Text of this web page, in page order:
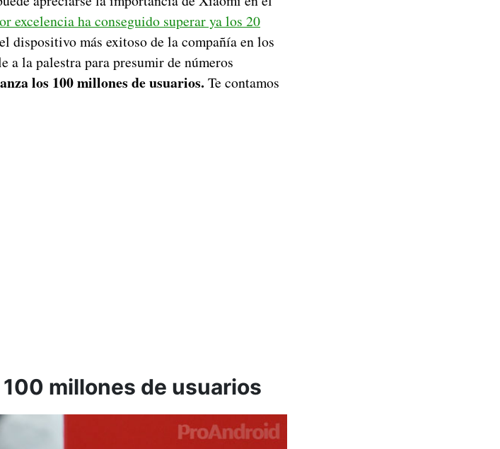
excelencia ha conseguido superar ya los 20
dispositivo más exitoso de la compañía en los
a la palestra para presumir de números
los 100 millones de usuarios. Te contamos
millones de usuarios